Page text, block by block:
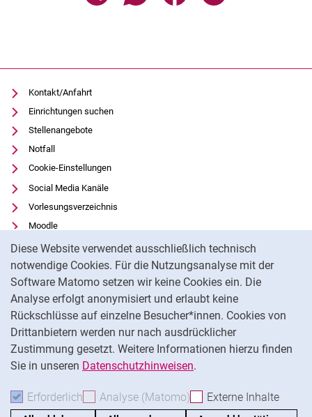
Diese Website verwendet ausschließlich technisch
notwendige Cookies. Für die Nutzungsanalyse mit der
Software Matomo setzen wir keine Cookies ein. Die
Analyse erfolgt anonymisiert und erlaubt keine
Rückschlüsse auf einzelne Besucher*innen. Cookies von
Drittanbietern werden nur nach ausdrücklicher
Zustimmung gesetzt. Weitere Informationen hierzu finden
Sie in unseren Datenschutzhinweisen.
Erforderlich Erforderliche Cookies akzeptieren
Analyse (Matomo) Analyse-Cookies
Externe Inhalte
Kontakt/Anfahrt
Einrichtungen suchen
Stellenangebote
Notfall
Cookie-Einstellungen
Social Media Kanäle
Vorlesungsverzeichnis
Moodle
Panopto
Universitätsbibliothek
Datenschutz
Barrierefreiheit
Transparenter KI-Einsatz